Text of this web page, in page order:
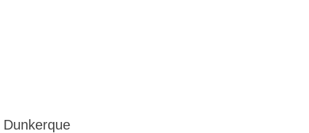
Dunkerque